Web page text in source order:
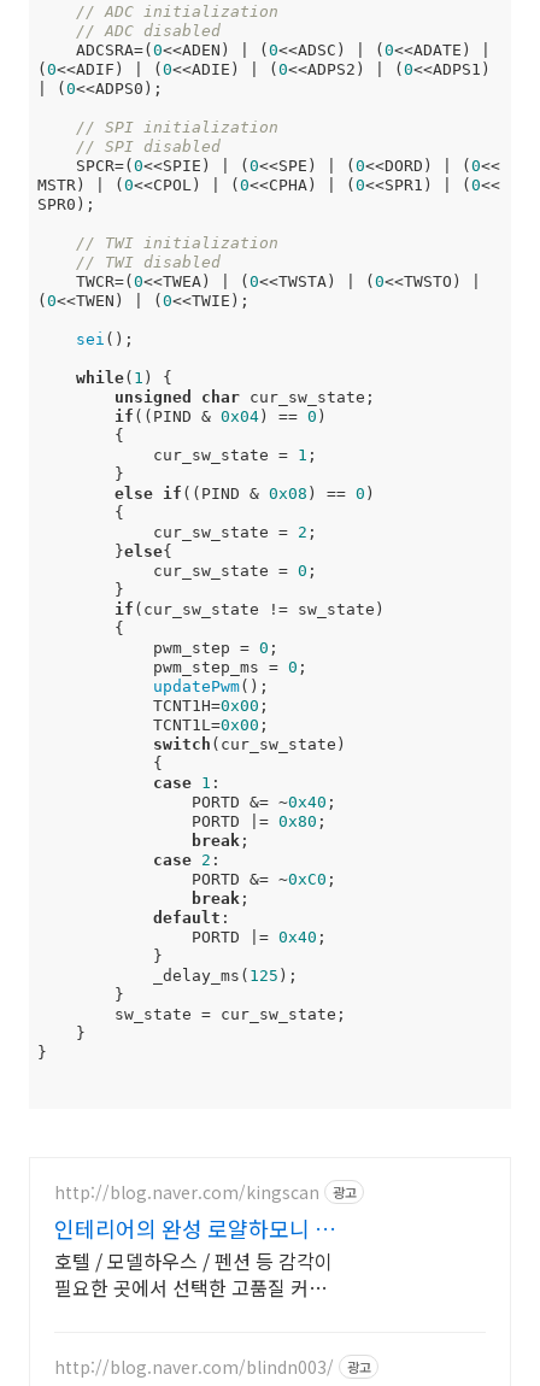
// ADC initialization
// ADC disabled
    ADCSRA=(
0<<ADEN) | (0<<ADSC) | (0<<ADATE) |
(0<<ADIF) | (0<<ADIE) | (0<<ADPS2) | (0<<ADPS1)
| (0<<ADPS0);
// SPI initialization
// SPI disabled
    SPCR=(
0<<SPIE) | (0<<SPE) | (0<<DORD) | (0<<
MSTR) | (0<<CPOL) | (0<<CPHA) | (0<<SPR1) | (0<<
SPR0);
// TWI initialization
// TWI disabled
    TWCR=(
0<<TWEA) | (0<<TWSTA) | (0<<TWSTO) |
(0<<TWEN) | (0<<TWIE);
sei ();
while( 1 ) {
unsigned
char cur_sw_state;
if ((PIND & 0x04) == 0 )
            cur_sw_state =
1 ;
else
if ((PIND & 0x08 ) == 0 )
            cur_sw_state =
2 ;
        }
else{
            cur_sw_state =
0 ;
if (cur_sw_state != sw_state)
            pwm_step =
0 ;
            pwm_step_ms =
0 ;
updatePwm();
            TCNT1H=
0x00 ;
            TCNT1L=
0x00 ;
switch (cur_sw_state)
case
1 :
                PORTD &= ~
0x40 ;
                PORTD |=
0x80 ;
break ;
case
2 :
                PORTD &= ~
0xC0 ;
break ;
default :
                PORTD |=
0x40 ;
            _delay_ms(
125 );
}
http://blog.naver.com/kingscan 광고
인테리어의 완성 로얄하모니 무
료견적 실측부터 시공까지
호텔 / 모델하우스 / 펜션 등 감각이
필요한 곳에서 선택한 고품질 커튼
http://blog.naver.com/blindn003/ 광고